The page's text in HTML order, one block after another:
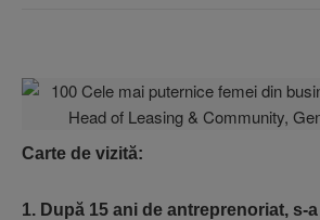
Carte de vizită:
1. După 15 ani de antreprenoriat, s-